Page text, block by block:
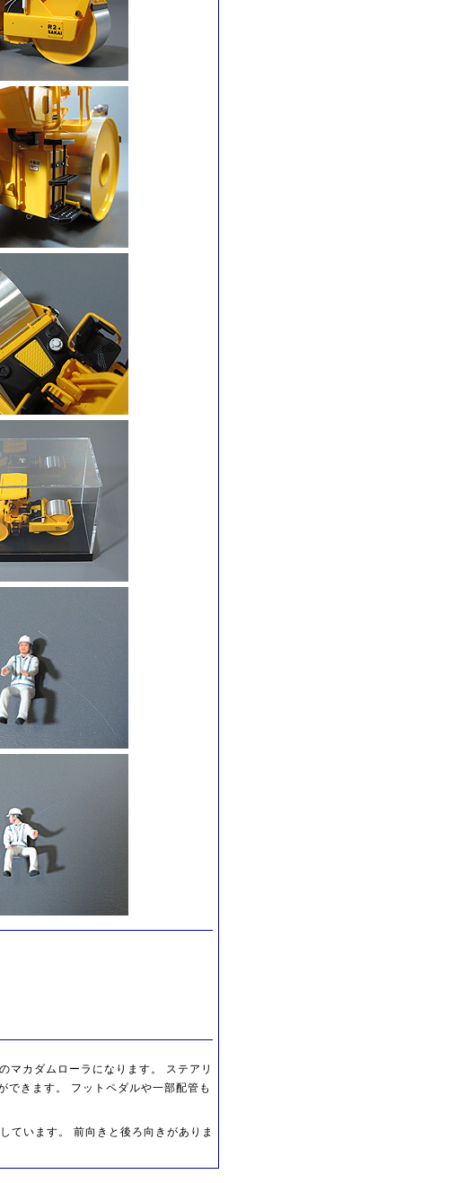
マカダムローラになります。 ステアリ
できます。 フットペダルや一部配管も
ています。 前向きと後ろ向きがありま